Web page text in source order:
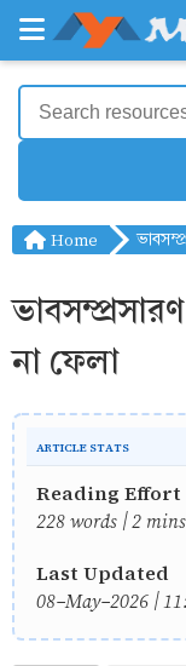
Home
না ফেলা
ARTICLE STATS
Reading Effort
228 words | 2
Last Updated
08-May-2026 |